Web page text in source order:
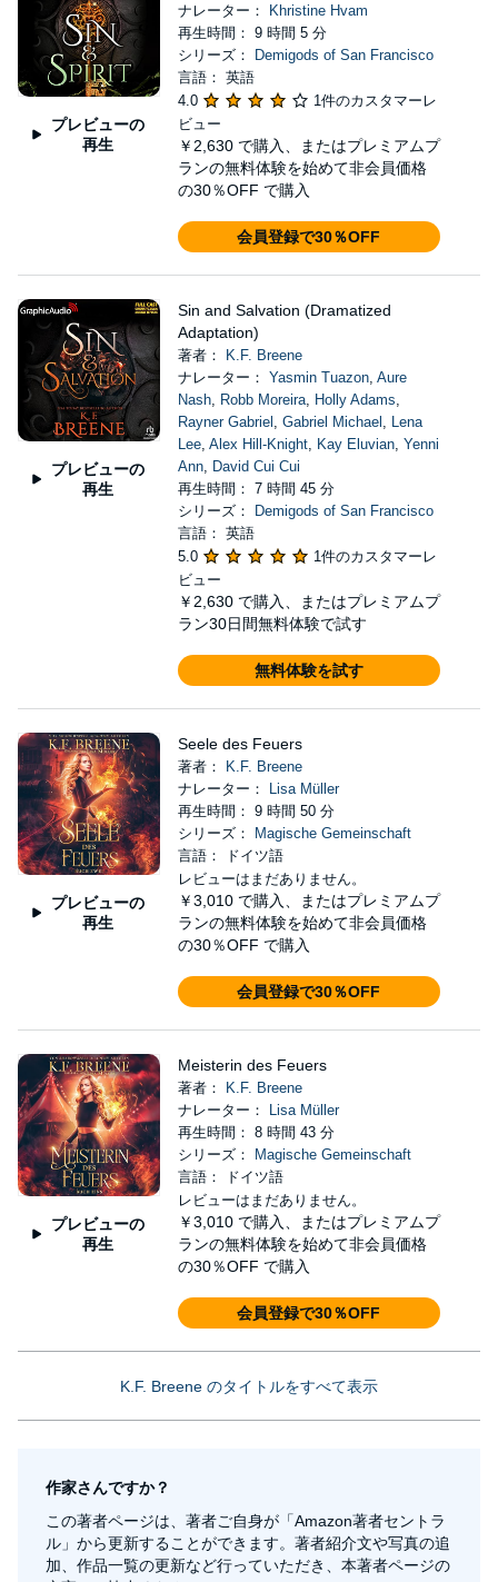
プレビューの
再生
ナレーター：
Khristine Hvam
再生時間： 9 時間 5 分
シリーズ：
Demigods of San Francisco
言語： 英語
4.0
1件のカスタマーレ
ビュー
￥2,630 で購入、またはプレミアムプ
ランの無料体験を始めて非会員価格
の30％OFF で購入
会員登録で30％OFF
プレビューの
再生
Sin and Salvation (Dramatized
Adaptation)
著者：
K.F. Breene
ナレーター： Yasmin Tuazon, Aure
Nash, Robb Moreira, Holly Adams,
Rayner Gabriel , Gabriel Michael , Lena
Lee, Alex Hill-Knight, Kay Eluvian, Yenni
Ann, David Cui Cui
再生時間： 7 時間 45 分
シリーズ：
Demigods of San Francisco
言語： 英語
5.0
1件のカスタマーレ
ビュー
￥2,630 で購入、またはプレミアムプ
ラン30日間無料体験で試す
無料体験を試す
プレビューの
再生
Seele des Feuers
著者：
K.F. Breene
ナレーター：
Lisa Müller
再生時間： 9 時間 50 分
シリーズ：
Magische Gemeinschaft
言語： ドイツ語
レビューはまだありません。
￥3,010 で購入、またはプレミアムプ
ランの無料体験を始めて非会員価格
の30％OFF で購入
会員登録で30％OFF
プレビューの
再生
Meisterin des Feuers
著者：
K.F. Breene
ナレーター：
Lisa Müller
再生時間： 8 時間 43 分
シリーズ：
Magische Gemeinschaft
言語： ドイツ語
レビューはまだありません。
￥3,010 で購入、またはプレミアムプ
ランの無料体験を始めて非会員価格
の30％OFF で購入
会員登録で30％OFF
K.F. Breene のタイトルをすべて表示
作家さんですか？
この著者ページは、著者ご自身が「Amazon著者セントラ
ル」から更新することができます。著者紹介文や写真の追
加、作品一覧の更新など行っていただき、本著者ページの